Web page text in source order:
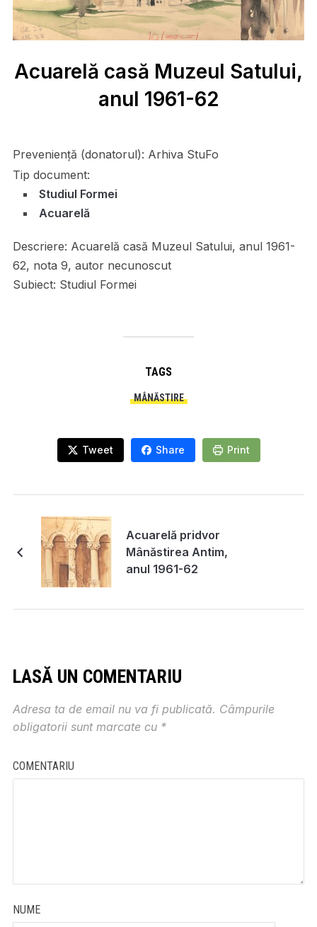
Acuarelă casă Muzeul Satului,
anul 1961-62
Preveniență (donatorul): Arhiva StuFo
Tip document:
Studiul Formei
Acuarelă
Descriere: Acuarelă casă Muzeul Satului, anul 1961-
62, nota 9, autor necunoscut
Subiect: Studiul Formei
TAGS
MÂNĂSTIRE
Tweet Share Print
Acuarelă pridvor
Mânăstirea Antim,
anul 1961-62
LASĂ UN COMENTARIU
Adresa ta de email nu va fi publicată. Câmpurile
obligatorii sunt marcate cu *
COMENTARIU
NUME